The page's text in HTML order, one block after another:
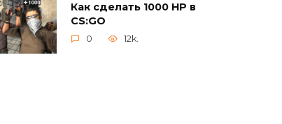
Как сделать 1000 HP в
CS:GO
0 12k.